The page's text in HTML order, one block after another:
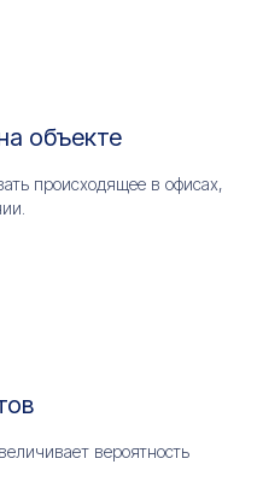
объекте
происходящее в офисах,
вероятность